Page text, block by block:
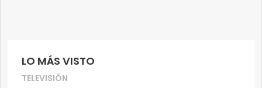
LO MÁS VISTO
TELEVISIÓN